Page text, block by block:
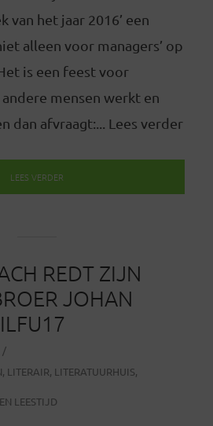
van het jaar 2016’ een
alleen voor managers’ op
is een feest voor
mensen werkt en
dan afvraagt:... Lees verder
LEES VERDER
REDT ZIJN
JOHAN
, LITERAIR, LITERATUURHUIS,
LEESTIJD